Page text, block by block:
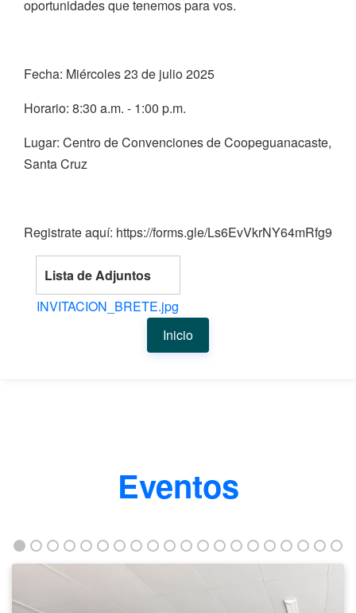
oportunidades que tenemos para vos.
Fecha: Miércoles 23 de julio 2025
Horario: 8:30 a.m. - 1:00 p.m.
Lugar: Centro de Convenciones de Coopeguanacaste,
Santa Cruz
Registrate aquí: https://forms.gle/Ls6EvVkrNY64mRfg9
Lista de Adjuntos
INVITACION_BRETE.jpg
Inicio
Eventos
fortalece